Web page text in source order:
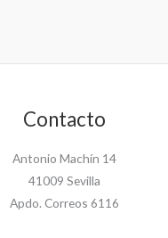
Contacto
Antonio Machín 14
41009 Sevilla
Apdo. Correos 6116